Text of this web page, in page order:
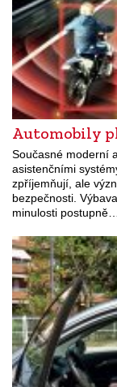
Automobily
Současné moderní
asistenčními
zpříjemňují, ale
bezpečnosti.
minulosti postupně…